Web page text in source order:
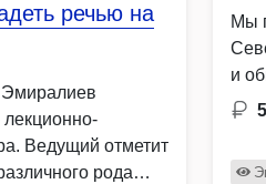
речью на
Эмиралиев
Ведущий отметит
рода
Мы
и